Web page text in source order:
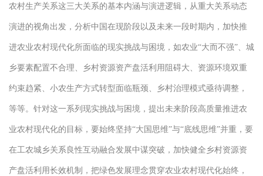
农村生产关系这三大关系的基本内涵与演进逻辑，从重大关系动态
演进的视角出发，分析中国在现阶段以及未来一段时期内，加快推
进农业农村现代化所面临的现实挑战与困境，如农业“大而不强”、城
乡要素配置不合理、乡村资源资产盘活利用阻碍大、资源环境双重
约束趋紧、小农生产方式转型面临瓶颈、乡村治理模式亟待调整，
等等。针对这一系列现实挑战与困境，提出未来阶段高质量推进农
业农村现代化的目标，要始终坚持“大国思维”与“底线思维”并重，要
在工农城乡关系良性互动融合发展中谋突破，加快健全乡村资源资
产盘活利用长效机制，把绿色发展理念贯穿农业农村现代化始终，